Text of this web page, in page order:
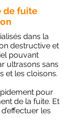
de fuite
dans la
destructive et
pouvant
ultrasons sans
et les cloisons.
pour
de la fuite. Et
les